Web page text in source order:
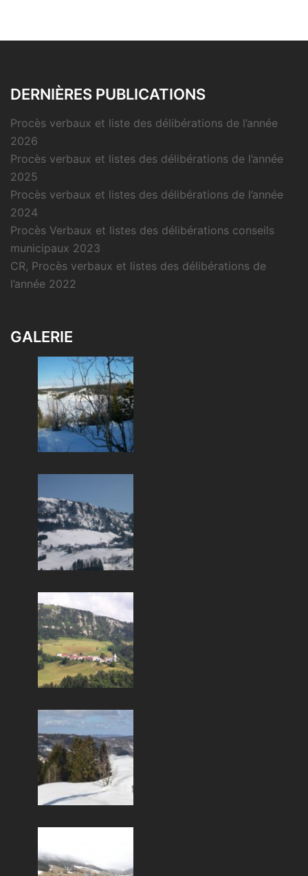
DERNIÈRES PUBLICATIONS
Procès verbaux et liste des délibérations de l’année
2026
Procès verbaux et listes des délibérations de l’année
2025
Procès verbaux et listes des délibérations de l’année
2024
Procès Verbaux et listes des délibérations conseils
municipaux 2023
CR, Procès verbaux et listes des délibérations de
l’année 2022
GALERIE